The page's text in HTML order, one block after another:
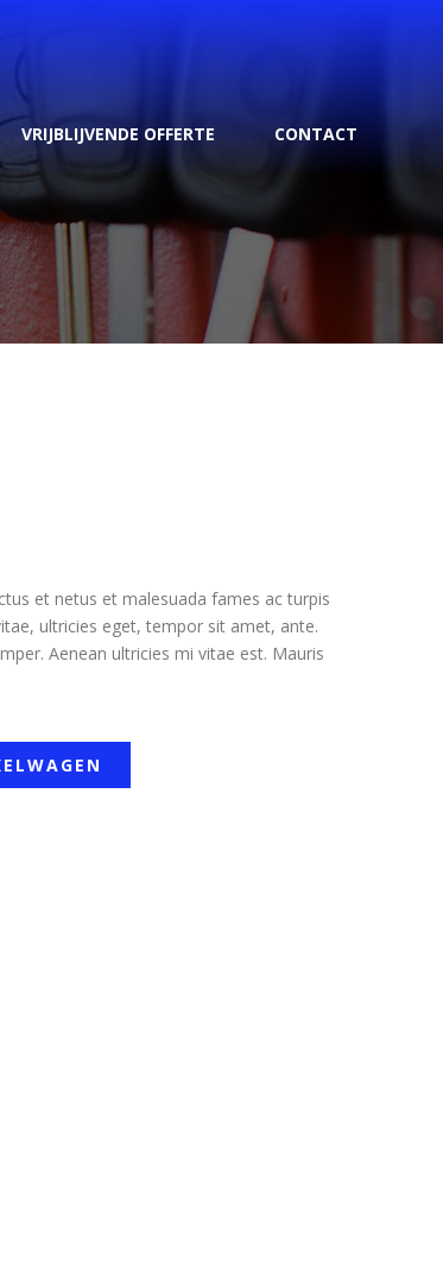
VRIJBLIJVENDE OFFERTE CONTACT
et netus et malesuada fames ac turpis
ultricies eget, tempor sit amet, ante.
Aenean ultricies mi vitae est. Mauris